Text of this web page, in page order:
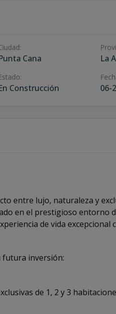
:
Cana La
:
Construcción 06-
entre lujo, naturaleza y
en el prestigioso entorno
de vida
futura inversión:
de 1, 2 y 3